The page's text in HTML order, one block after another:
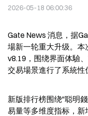
2026-05-18 06:00:36
Gate News 消息，据
場新一轮重大升级。
v8.19，围绕界面体驗
交易場景進行了系統性
新版排行榜围绕"聪明
易量等多维度指标，